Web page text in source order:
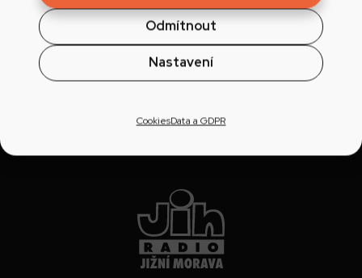
Odmítnout
Nastavení
CookiesData a GDPR
Inzerujte pracovní nabídku